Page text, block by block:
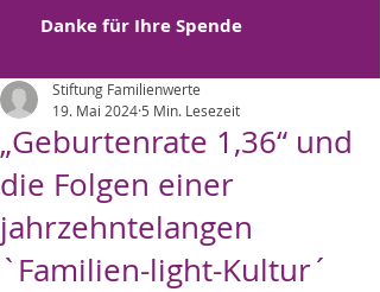
Danke für Ihre Spende
„Geburtenrate 1,36“ und
die Folgen einer
jahrzehntelangen
`Familien-light-Kultur´
Stiftung Familienwerte
19. Mai 2024 5 Min. Lesezeit